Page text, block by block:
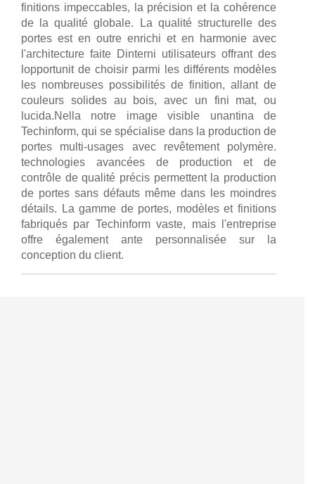
finitions impeccables, la précision et la cohérence
de la qualité globale. La qualité structurelle des
portes est en outre enrichi et en harmonie avec
l'architecture faite Dinterni utilisateurs offrant des
lopportunit de choisir parmi les différents modèles
les nombreuses possibilités de finition, allant de
couleurs solides au bois, avec un fini mat, ou
lucida.Nella notre image visible unantina de
Techinform, qui se spécialise dans la production de
portes multi-usages avec revêtement polymère.
technologies avancées de production et de
contrôle de qualité précis permettent la production
de portes sans défauts même dans les moindres
détails. La gamme de portes, modèles et finitions
fabriqués par Techinform vaste, mais l'entreprise
offre également ante personnalisée sur la
conception du client.